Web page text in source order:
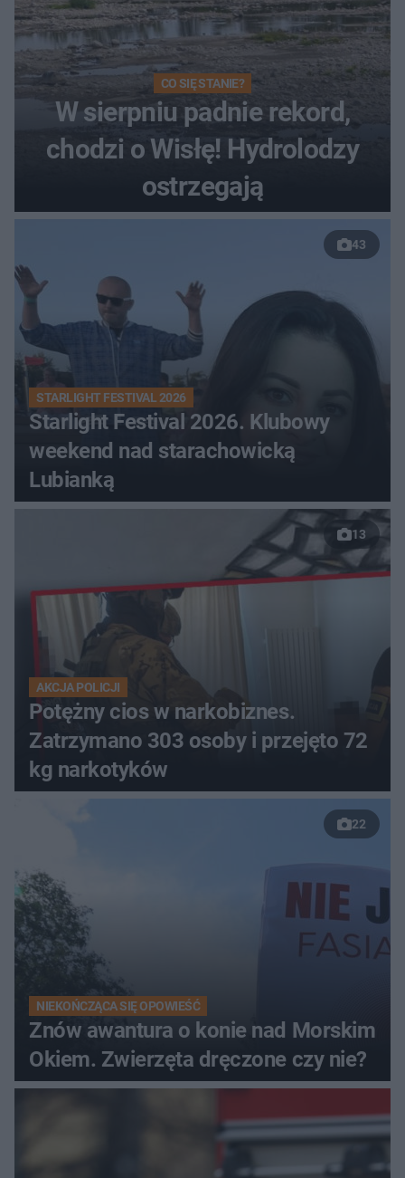
CO SIĘ STANIE?
W sierpniu padnie rekord,
chodzi o Wisłę! Hydrolodzy
ostrzegają
43
STARLIGHT FESTIVAL 2026
Starlight Festival 2026. Klubowy
weekend nad starachowicką
Lubianką
13
AKCJA POLICJI
Potężny cios w narkobiznes.
Zatrzymano 303 osoby i przejęto 72
kg narkotyków
22
NIEKOŃCZĄCA SIĘ OPOWIEŚĆ
Znów awantura o konie nad Morskim
Okiem. Zwierzęta dręczone czy nie?